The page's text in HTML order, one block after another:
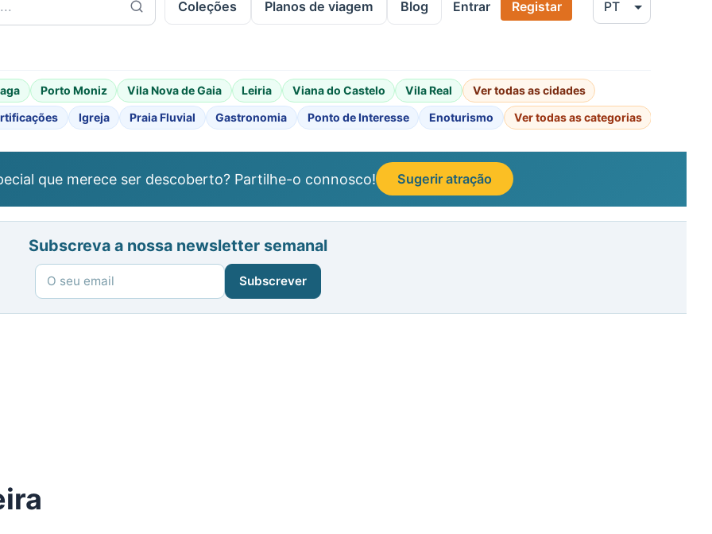
Coleções Planos de viagem Blog Entrar Registar
Porto Moniz Vila Nova de Gaia Leiria Viana do Castelo Vila Real
Ver todas as cidades
Igreja Praia Fluvial Gastronomia Ponto de Interesse Enoturismo Ver todas as categorias
que merece ser descoberto? Partilhe-o connosco! Sugerir atração
Subscreva a nossa newsletter semanal
Subscrever